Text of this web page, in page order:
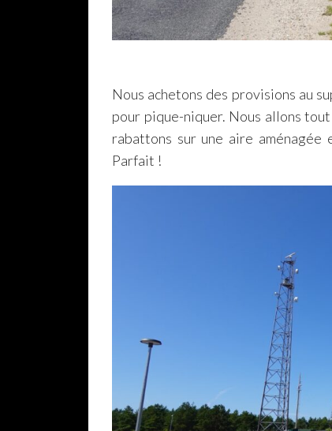
Nous achetons des provisions au
pour pique-niquer. Nous allons
rabattons sur une aire aménagée
Parfait !